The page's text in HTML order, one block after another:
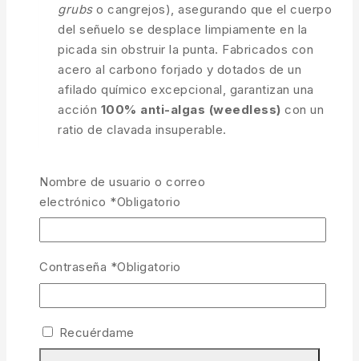
grubso cangrejos), asegurando que el cuerpo
del señuelo se desplace limpiamente en la
picada sin obstruir la punta. Fabricados con
acero al carbono forjado y dotados de un
afilado químico excepcional, garantizan una
acción 100% anti-algas (weedless) con un
ratio de clavada insuperable.
redonda y amplia, idónea para una
infinidad de formas de vinilo.
coberturas de vegetación o madera.
Acero Forjado de Alta Resistencia:
Alambre reforzado lateralmente para
soportar grandes esfuerzos sin abrirse.
Nombre de usuario o correo
electrónico *Obligatorio
Contraseña *Obligatorio
Recuérdame